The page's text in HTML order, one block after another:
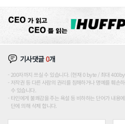
기사댓글0개
200자까지 쓰실 수 있습니다. (현재 0 byte / 최대
저작권 등 다른 사람의 권리를 침해하거나 명예를 훼손
수 있습니다.
타인에게 불쾌감을 주는 욕설 등 비하하는 단어가 내용
단에 의해 삭제 합니다.